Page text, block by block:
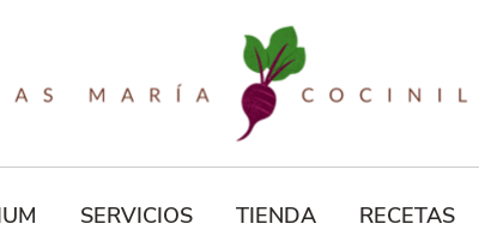
SERVICIOS TIENDA RECETAS
Electrónico*